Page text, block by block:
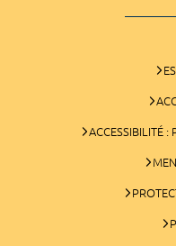
ACCESSIBILITÉ :